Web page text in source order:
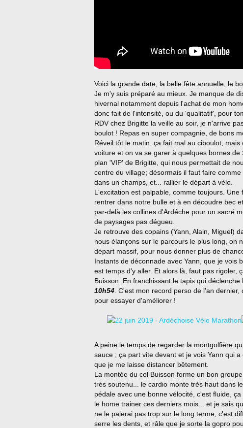
Voici la grande date, la belle fête annuelle, le
Je m'y suis préparé au mieux. Je manque de
hivernal notamment depuis l'achat de mon
donc fait de l'intensité, ou du 'qualitatif', pour
RDV chez Brigitte la veille au soir, je n'arrive
boulot ! Repas en super compagnie, de bons
Réveil tôt le matin, ça fait mal au ciboulot,
voiture et on va se garer à quelques bornes
plan 'VIP' de Brigitte, qui nous permettait de
centre du village; désormais il faut faire
dans un champs, et... rallier le départ à vélo.
L'excitation est palpable, comme toujours.
rentrer dans notre bulle et à en découdre bec
par-delà les collines d'Ardéche pour un sacré
de paysages pas dégueu.
Je retrouve des copains (Yann, Alain, Miguel)
nous élançons sur le parcours le plus long, on
départ massif, pour nous donner plus de
Instants de déconnade avec Yann, que je vois
est temps d'y aller. Et alors là, faut pas rigoler,
Buisson. En franchissant le tapis qui
10h54 . C'est mon record perso de l'an
pour essayer d'améliorer !
A peine le temps de regarder la montgolfière
sauce ; ça part vite devant et je vois Yann qui a
que je me laisse distancer bêtement.
La montée du col Buisson forme un bon
très soutenu... le cardio monte très haut dans
pédale avec une bonne vélocité, c'est fluide,
le home trainer ces derniers mois... et je sais
ne le paierai pas trop sur le long terme, c'est
serre les dents, et râle que je sorte la gopro